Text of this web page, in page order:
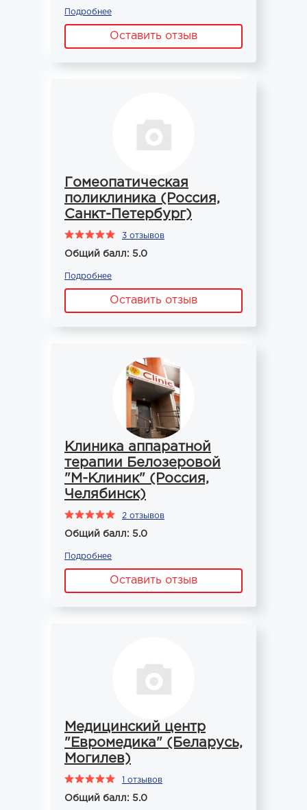
Подробнее
Оставить отзыв
Гомеопатическая
поликлиника (Россия,
Санкт-Петербург)
3 отзывов
Общий балл: 5.0
Подробнее
Оставить отзыв
Клиника аппаратной
терапии Белозеровой
"М-Клиник" (Россия,
Челябинск)
2 отзывов
Общий балл: 5.0
Подробнее
Оставить отзыв
Медицинский центр
"Евромедика" (Беларусь,
Могилев)
1 отзывов
Общий балл: 5.0